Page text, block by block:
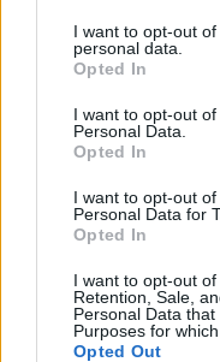
disclose it to other
Please note that this
services and may
not limited to your visit
grant or deny consent
consent section.
I want to opt-out
personal data.
Opted In
I want to opt-out
Personal Data.
Opted In
I want to opt-out
Personal Data for
Opted In
I want to opt-out of
Retention, Sale,
Personal Data
Purposes for
Opted Out
Il libro /La letteratura
L’evento /Premio
cultura